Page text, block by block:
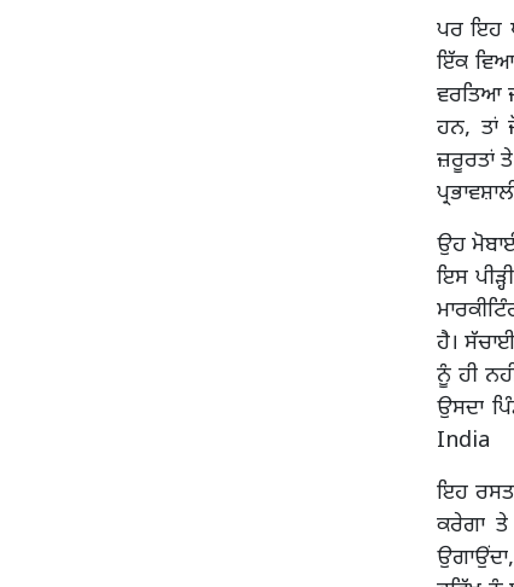
ਪਰ ਇਹ
ਇੱਕ
ਵਰਤਿਆ
ਹਨ, ਤਾਂ
ਜ਼ਰੂਰਤਾਂ
ਉਹ
ਇਸ
ਹੈ।
ਨੂੰ ਹੀ
ਉਸਦਾ
India
ਇਹ
ਕਰੇਗਾ